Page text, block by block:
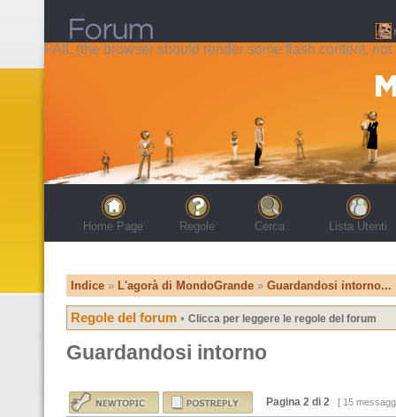
FAIL (the browser should render some flash content, not
Home Page Regole Cerca Lista Utenti
Indice » L'agorà di MondoGrande » Guardandosi intorno...
Regole del forum • Clicca per leggere le regole del forum
Guardandosi intorno
Pagina 2 di 2 [ 15